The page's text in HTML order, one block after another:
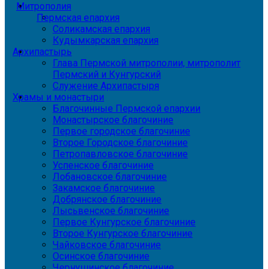
Митрополия
Пермская епархия
Соликамская епархия
Кудымкарская епархия
Архипастырь
Глава Пермской митрополии, митрополит
Пермский и Кунгурский
Служение Архипастыря
Храмы и монастыри
Благочинные Пермской епархии
Монастырское благочиние
Первое городское благочиние
Второе Городское благочиние
Петропавловское благочиние
Успенское благочиние
Лобановское благочиние
Закамское благочиние
Добрянское благочиние
Лысьвенское благочиние
Первое Кунгурское благочиние
Второе Кунгурское благочиние
Чайковское благочиние
Осинское благочиние